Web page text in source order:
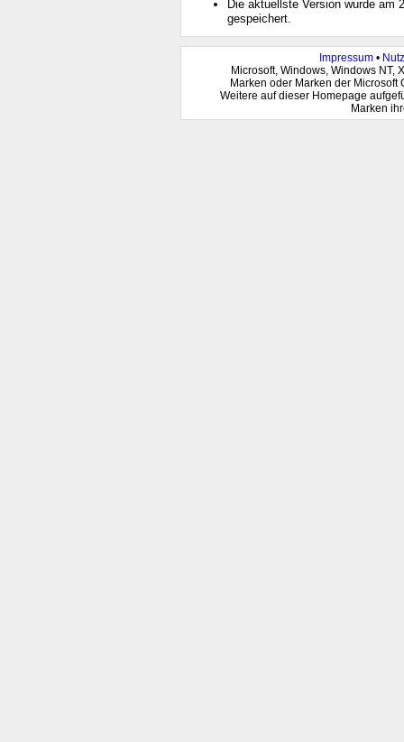
Die aktuellste Version wurde am
gespeichert.
Impressum•
Microsoft, Windows, Windows NT,
Marken oder Marken der
Weitere auf dieser Homepage
Marken